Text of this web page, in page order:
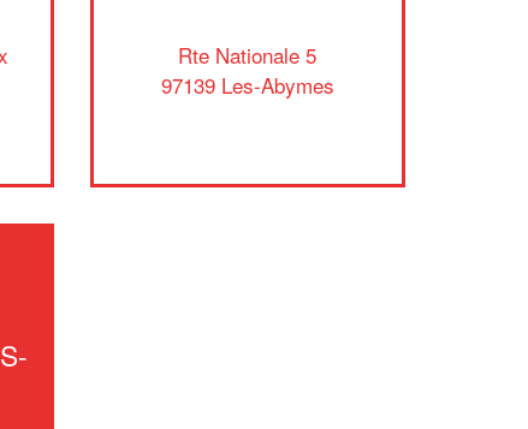
Rte Nationale 5
97139 Les-Abymes
Vous êtes un
professionnel ?
nouveaux clients!